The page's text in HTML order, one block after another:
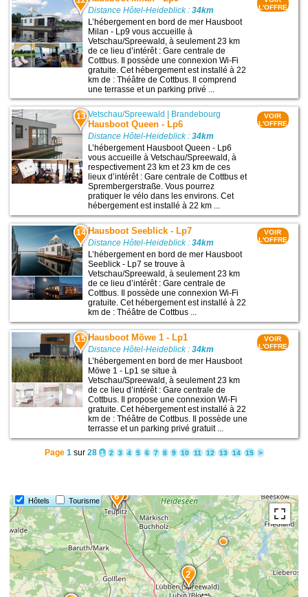
Distance Hôtel-Heideblick :34km
L’hébergement en bord de mer Hausboot
Milan - Lp9 vous accueille à
Vetschau/Spreewald, à seulement 23 km
de ce lieu d’intérêt : Gare centrale de
Cottbus. Il possède une connexion Wi-Fi
gratuite. Cet hébergement est installé à 22
km de : Théâtre de Cottbus. Il comprend
une terrasse et un parking privé ...
L'OFFRE
13 Vetschau/Spreewald Brandebourg
Hausboot Queen - Lp6
Distance Hôtel-Heideblick :34km
L’hébergement Hausboot Queen - Lp6
vous accueille à Vetschau/Spreewald, à
respectivement 23 km et 23 km de ces
lieux d’intérêt : Gare centrale de Cottbus et
Sprembergerstraße. Vous pourrez
pratiquer le vélo dans les environs. Cet
hébergement est installé à 22 km ...
VOIR
L'OFFRE
14 Hausboot Seeblick - Lp7
Distance Hôtel-Heideblick :34km
L’hébergement en bord de mer Hausboot
Seeblick - Lp7 se trouve à
Vetschau/Spreewald, à seulement 23 km
de ce lieu d’intérêt : Gare centrale de
Cottbus. Il possède une connexion Wi-Fi
gratuite. Cet hébergement est installé à 22
km de : Théâtre de Cottbus ...
VOIR
L'OFFRE
15 Hausboot Möwe 1 - Lp1
Distance Hôtel-Heideblick :34km
L’hébergement en bord de mer Hausboot
Möwe 1 - Lp1 se situe à
Vetschau/Spreewald, à seulement 23 km
de ce lieu d’intérêt : Gare centrale de
Cottbus. Il propose une connexion Wi-Fi
gratuite. Cet hébergement est installé à 22
km de : Théâtre de Cottbus. Il possède une
terrasse et un parking privé gratuit ...
VOIR
L'OFFRE
Page 1sur 28 1 2 3 4 5 6 7 8 9 10 11 12 13 14 15 >
Hôtels Tourisme 6
2